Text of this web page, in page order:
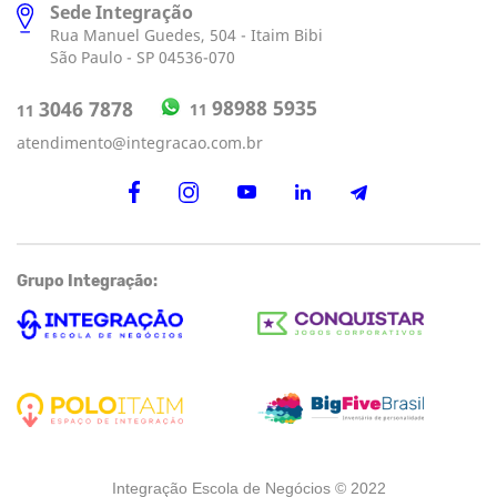
Sede Integração
Rua Manuel Guedes, 504 - Itaim Bibi
São Paulo - SP 04536-070
11 3046 7878 11 98988 5935
atendimento@integracao.com.br
Grupo Integração:
Integração Escola de Negócios © 2022